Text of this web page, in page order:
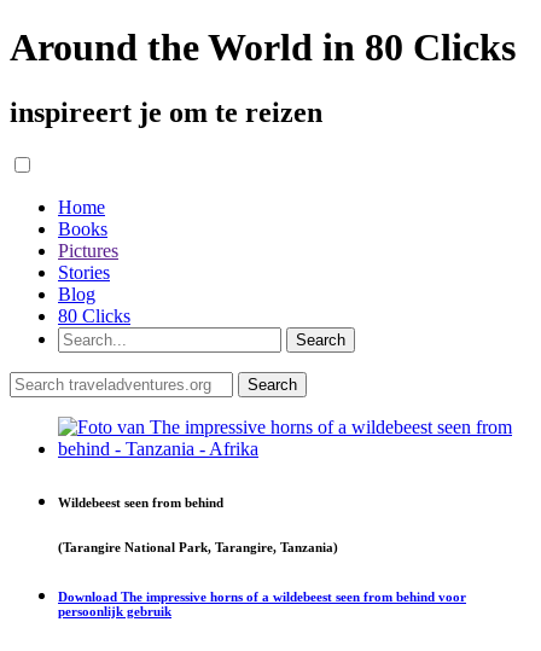
Around the World in 80 Clicks
inspireert je om te reizen
Home
Books
Pictures
Stories
Blog
80 Clicks
Wildebeest seen from behind
(Tarangire National Park, Tarangire, Tanzania)
Download The impressive horns of a wildebeest seen from behind voor
persoonlijk gebruik